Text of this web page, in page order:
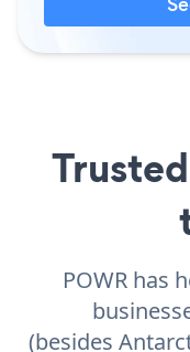
POWR has
(besides